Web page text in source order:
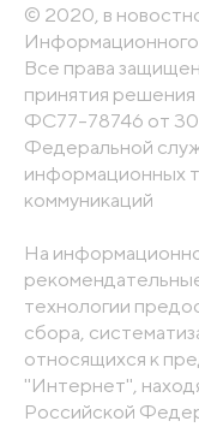
© 2020, в
Информационного
Все права
принятия
ФС77-78746 от 30
Федеральной
информационных
коммуникаций
На
технологии
сбора,
относящихся к
"Интернет",
Российской